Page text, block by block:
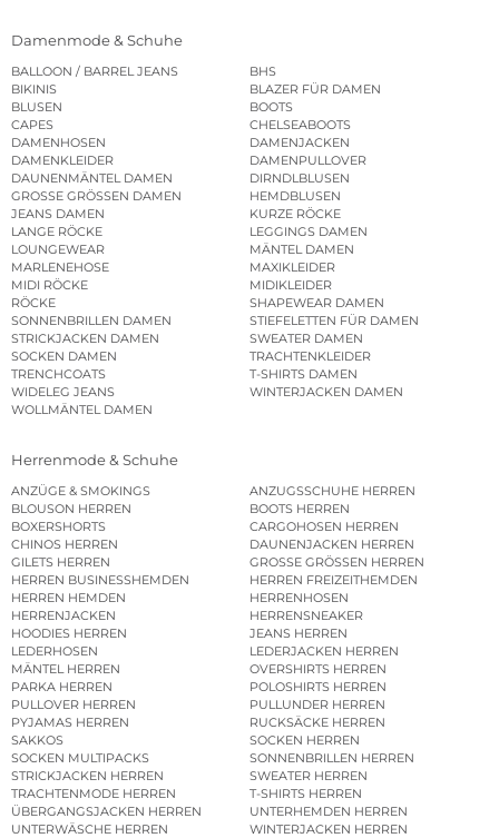
Damenmode & Schuhe
BALLOON / BARREL JEANS
BHS
BIKINIS
BLAZER FÜR DAMEN
BLUSEN
BOOTS
CAPES
CHELSEABOOTS
DAMENHOSEN
DAMENJACKEN
DAMENKLEIDER
DAMENPULLOVER
DAUNENMÄNTEL DAMEN
DIRNDLBLUSEN
GROSSE GRÖSSEN DAMEN
HEMDBLUSEN
JEANS DAMEN
KURZE RÖCKE
LANGE RÖCKE
LEGGINGS DAMEN
LOUNGEWEAR
MÄNTEL DAMEN
MARLENEHOSE
MAXIKLEIDER
MIDI RÖCKE
MIDIKLEIDER
RÖCKE
SHAPEWEAR DAMEN
SONNENBRILLEN DAMEN
STIEFELETTEN FÜR DAMEN
STRICKJACKEN DAMEN
SWEATER DAMEN
SOCKEN DAMEN
TRACHTENKLEIDER
TRENCHCOATS
T-SHIRTS DAMEN
WIDELEG JEANS
WINTERJACKEN DAMEN
WOLLMÄNTEL DAMEN
Herrenmode & Schuhe
ANZÜGE & SMOKINGS
ANZUGSSCHUHE HERREN
BLOUSON HERREN
BOOTS HERREN
BOXERSHORTS
CARGOHOSEN HERREN
CHINOS HERREN
DAUNENJACKEN HERREN
GILETS HERREN
GROSSE GRÖSSEN HERREN
HERREN BUSINESSHEMDEN
HERREN FREIZEITHEMDEN
HERREN HEMDEN
HERRENHOSEN
HERRENJACKEN
HERRENSNEAKER
HOODIES HERREN
JEANS HERREN
LEDERHOSEN
LEDERJACKEN HERREN
MÄNTEL HERREN
OVERSHIRTS HERREN
PARKA HERREN
POLOSHIRTS HERREN
PULLOVER HERREN
PULLUNDER HERREN
PYJAMAS HERREN
RUCKSÄCKE HERREN
SAKKOS
SOCKEN HERREN
SOCKEN MULTIPACKS
SONNENBRILLEN HERREN
STRICKJACKEN HERREN
SWEATER HERREN
TRACHTENMODE HERREN
T-SHIRTS HERREN
ÜBERGANGSJACKEN HERREN
UNTERHEMDEN HERREN
UNTERWÄSCHE HERREN
WINTERJACKEN HERREN